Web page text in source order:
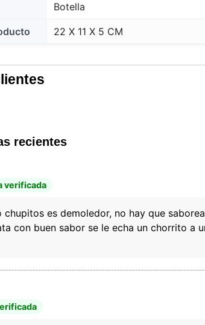
Botella
22 X 11 X 5 CM
recientes
verificada
chupitos es demoledor, no hay que
con buen sabor se le echa un chorrito